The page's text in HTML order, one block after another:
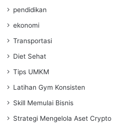
pendidikan
ekonomi
Transportasi
Diet Sehat
Tips UMKM
Latihan Gym Konsisten
Skill Memulai Bisnis
Strategi Mengelola Aset Crypto